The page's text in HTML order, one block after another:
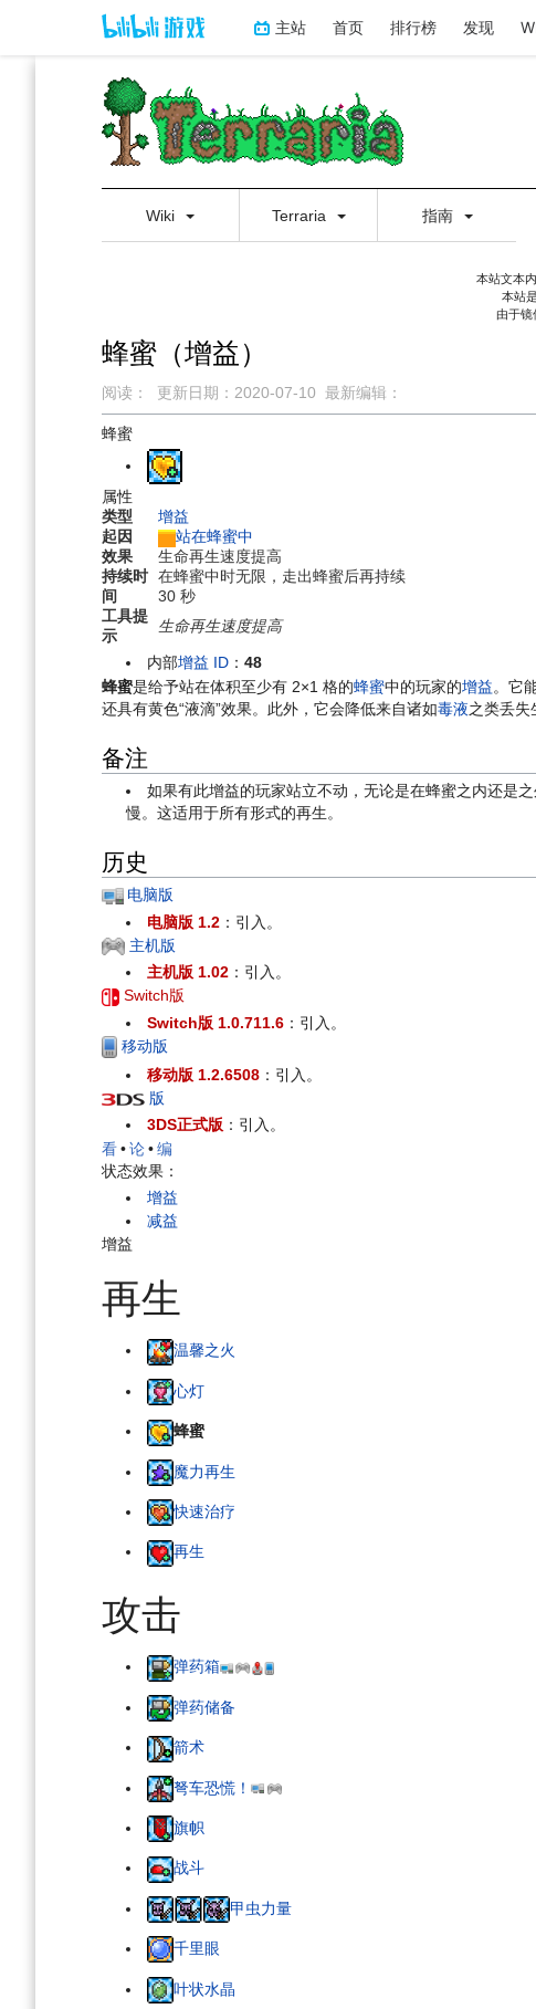
主站 首页 排行榜 发现
Wiki Terraria 指南
本站文本
本站是
由于镜
蜂蜜（增益）
阅读： 更新日期： 2020-07-10 最新编辑：
跳
航
跳
索
蜂蜜
属性
类型
增益
起因
站在蜂蜜中
效果
生命再生速度提高
持续时
间
在蜂蜜中时无限，走出蜂蜜后再持续
30 秒
工具提
示
生命再生速度提高
内部增益 ID ：48
蜂蜜是给予站在体积至少有 2×1 格的蜂蜜中的玩家的增益。它
还具有黄色“液滴”效果。此外，它会降低来自诸如毒液之类丢失
备注
如果有此增益的玩家站立不动，无论是在蜂蜜之内还是
慢。这适用于所有形式的再生。
历史
电脑版
电脑版 1.2 ：引入。
主机版
主机版 1.02 ：引入。
Switch版
Switch版 1.0.711.6 ：引入。
移动版
移动版 1.2.6508 ：引入。
版
3DS正式版 ：引入。
看•论•编
状态效果：
增益
减益
增益
再生
温馨之火
心灯
蜂蜜
魔力再生
快速治疗
再生
攻击
弹药箱
弹药储备
箭术
弩车恐慌！
旗帜
战斗
甲虫力量
千里眼
叶状水晶